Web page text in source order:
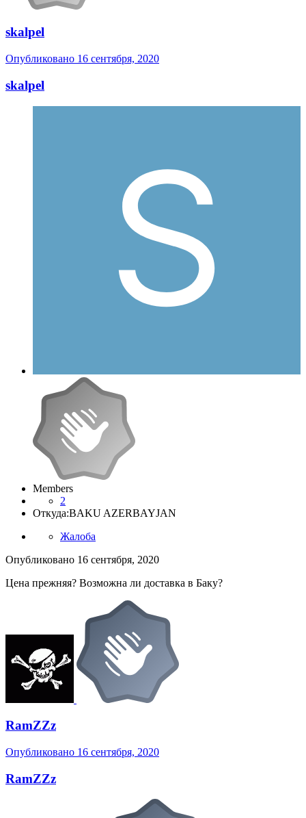
skalpel
Опубликовано 16 сентября, 2020
skalpel
Members
2
Откуда:BAKU AZERBAYJAN
Жалоба
Опубликовано 16 сентября, 2020
Цена прежняя? Возможна ли доставка в Баку?
RamZZz
Опубликовано 16 сентября, 2020
RamZZz